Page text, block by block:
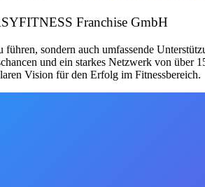
Franchise GmbH
sondern auch umfassende
und ein starkes Netzwerk von über
Vision für den Erfolg im Fitnessbereich.